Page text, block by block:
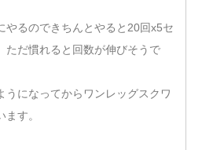
やるのできちんとやると20回x5セ
ただ慣れると回数が伸びそうで
うになってからワンレッグスクワ
す。